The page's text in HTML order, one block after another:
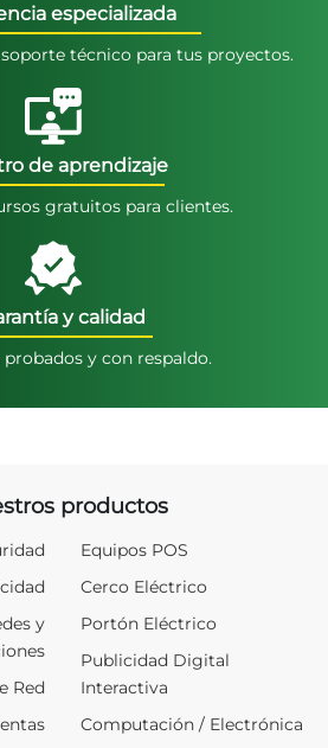
especializada
técnico para tus proyectos.
de aprendizaje
gratuitos para clientes.
y calidad
y con respaldo.
productos
y
Red
Equipos POS
Cerco Eléctrico
Portón Eléctrico
Publicidad Digital
Interactiva
Computación / Electrónica